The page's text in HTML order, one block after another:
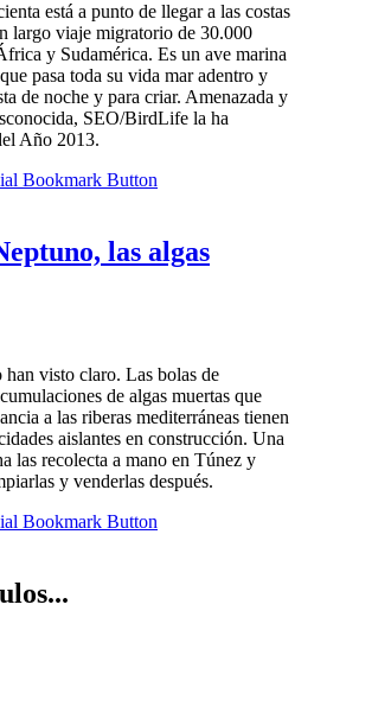
está a punto de llegar a las costas
largo viaje migratorio de 30.000
y Sudamérica. Es un ave marina
pasa toda su vida mar adentro y
de noche y para criar. Amenazada y
SEO/BirdLife la ha
Año 2013.
las algas
han visto claro. Las bolas de
de algas muertas que
a las riberas mediterráneas tienen
aislantes en construcción. Una
las recolecta a mano en Túnez y
y venderlas después.